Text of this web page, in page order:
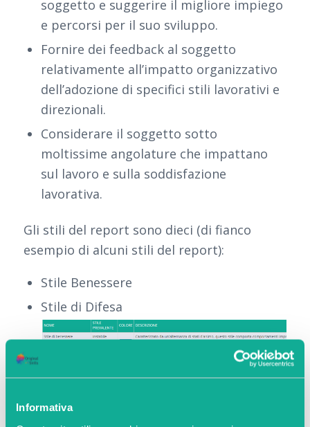
Informativa
soggetto e suggerire il migliore impiego
e percorsi per il suo sviluppo.
Fornire dei feedback al soggetto
relativamente all’impatto organizzativo
dell’adozione di specifici stili lavorativi e
direzionali.
Considerare il soggetto sotto
moltissime angolature che impattano
sul lavoro e sulla soddisfazione
lavorativa.
Gli stili del report sono dieci (di fianco
esempio di alcuni stili del report):
Stile Benessere
Stile di Difesa